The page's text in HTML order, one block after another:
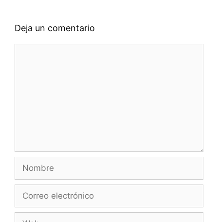
Deja un comentario
electrónico